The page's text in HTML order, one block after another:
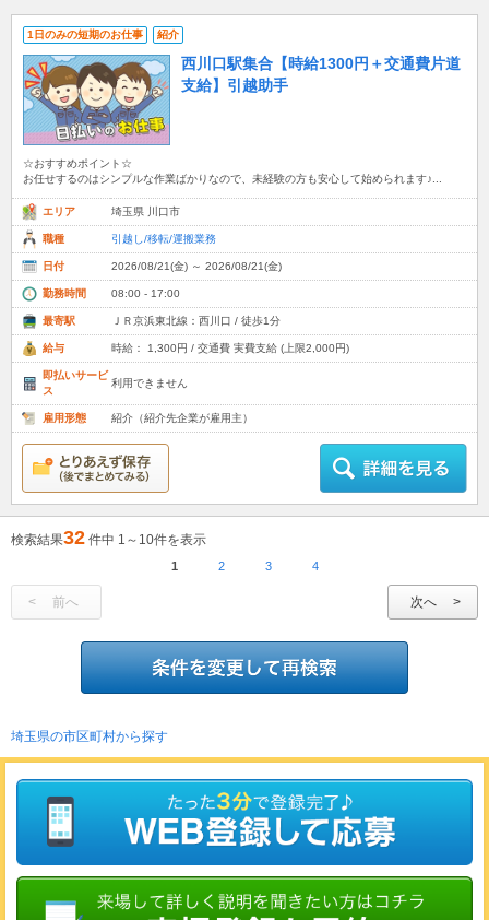
1日のみの短期のお仕事 紹介
西川口駅集合【時給1300円＋交通費片道
支給】引越助手
☆おすすめポイント☆
お任せするのはシンプルな作業ばかりなので、未経験の方も安心して始められます♪...
エリア 埼玉県 川口市
職種 引越し/移転/運搬業務
日付 2026/08/21(金) ～ 2026/08/21(金)
勤務時間 08:00 - 17:00
最寄駅 ＪＲ京浜東北線：西川口 / 徒歩1分
給与 時給： 1,300円 / 交通費 実費支給 (上限2,000円)
即払いサービ
ス
利用できません
雇用形態 紹介（紹介先企業が雇用主）
検索結果32 件中 1～10件を表示
1 2 3 4
前へ 次へ
埼玉県の市区町村から探す